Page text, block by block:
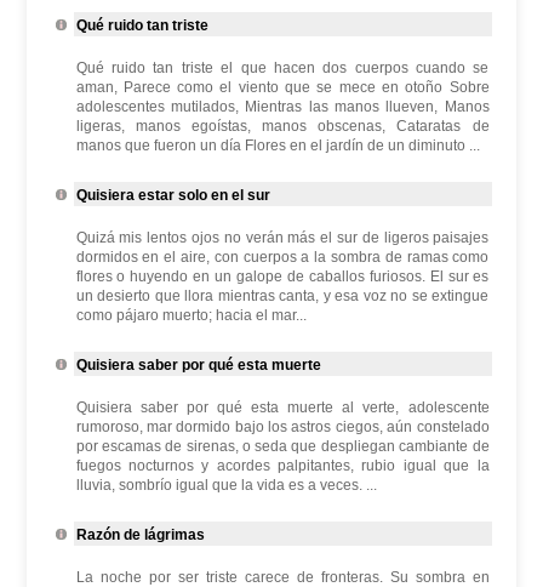
Qué ruido tan triste
Qué ruido tan triste el que hacen dos cuerpos cuando se
aman, Parece como el viento que se mece en otoño Sobre
adolescentes mutilados, Mientras las manos llueven, Manos
ligeras, manos egoístas, manos obscenas, Cataratas de
manos que fueron un día Flores en el jardín de un diminuto ...
Quisiera estar solo en el sur
Quizá mis lentos ojos no verán más el sur de ligeros paisajes
dormidos en el aire, con cuerpos a la sombra de ramas como
flores o huyendo en un galope de caballos furiosos. El sur es
un desierto que llora mientras canta, y esa voz no se extingue
como pájaro muerto; hacia el mar...
Quisiera saber por qué esta muerte
Quisiera saber por qué esta muerte al verte, adolescente
rumoroso, mar dormido bajo los astros ciegos, aún constelado
por escamas de sirenas, o seda que despliegan cambiante de
fuegos nocturnos y acordes palpitantes, rubio igual que la
lluvia, sombrío igual que la vida es a veces. ...
Razón de lágrimas
La noche por ser triste carece de fronteras. Su sombra en